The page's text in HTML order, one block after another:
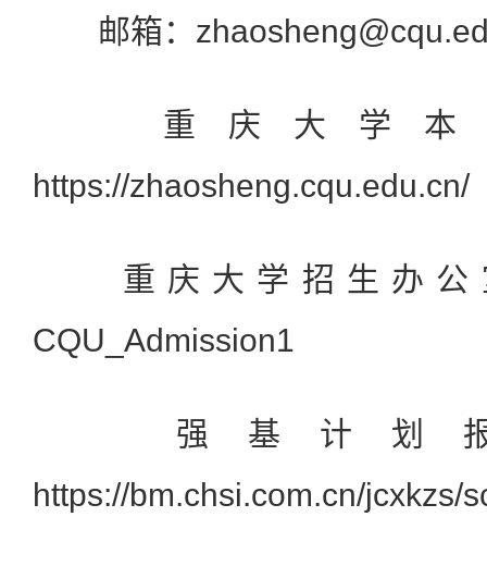
邮箱：
重庆大学本
https://zhaosheng.cqu.edu.cn/
重庆大学招生办公
CQU_Admission1
强基计划报
https://bm.chsi.com.cn/jcxkzs/